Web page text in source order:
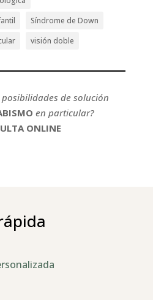
Síndrome de Down
visión doble
de solución
en particular?
ONLINE